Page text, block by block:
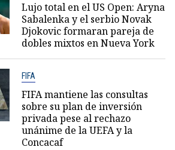
Lujo total en el US Open: Aryna
Sabalenka y el serbio Novak
Djokovic formaran pareja de
dobles mixtos en Nueva York
FIFA
FIFA mantiene las consultas
sobre su plan de inversión
privada pese al rechazo
unánime de la UEFA y la
Concacaf